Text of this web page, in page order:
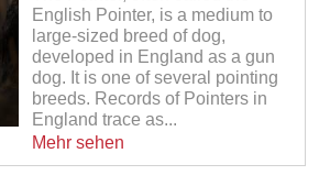
English Pointer, is a medium to
large-sized breed of dog,
developed in England as a gun
dog. It is one of several pointing
breeds. Records of Pointers in
England trace as...
Mehr sehen